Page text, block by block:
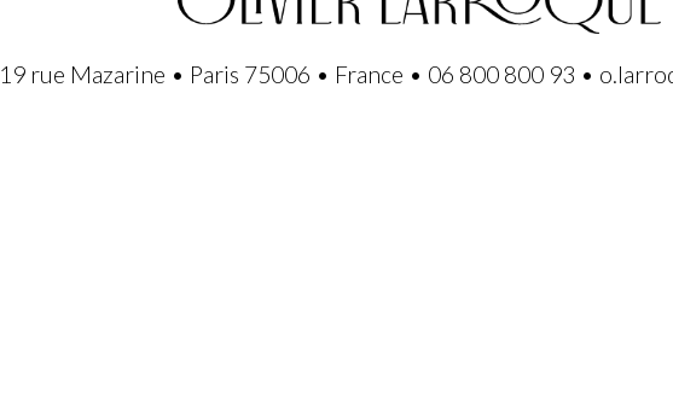
19 rue Mazarine • Paris 75006 • France • 06 800 800 93 •